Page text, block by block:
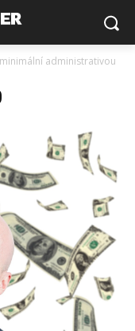
administrativou